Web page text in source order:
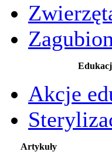
Akcje
Artykuły